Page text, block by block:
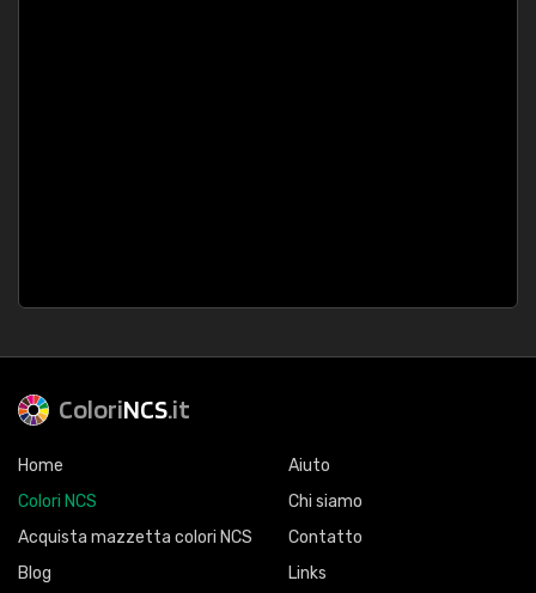
ColoriNCS.it
Home
Colori NCS
Acquista mazzetta colori NCS
Blog
Aiuto
Chi siamo
Contatto
Links